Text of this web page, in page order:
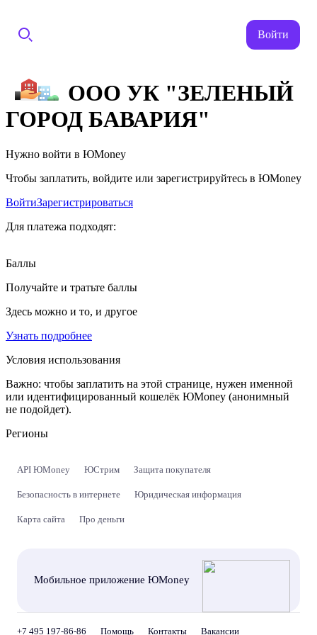
Войти
ООО УК "ЗЕЛЕНЫЙ
ГОРОД БАВАРИЯ"
Нужно войти в ЮMoney
Чтобы заплатить, войдите или зарегистрируйтесь в ЮMoney
ВойтиЗарегистрироваться
Для платежа подходят:
Баллы
Получайте и тратьте баллы
Здесь можно и то, и другое
Узнать подробнее
Условия использования
Важно: чтобы заплатить на этой странице, нужен именной
или идентифицированный кошелёк ЮMoney (анонимный
не подойдет).
Регионы
API ЮMoney ЮСтрим Защита покупателя
Безопасность в интернете Юридическая информация
Карта сайта Про деньги
Мобильное приложение ЮMoney
+7 495 197-86-86 Помощь Контакты Вакансии